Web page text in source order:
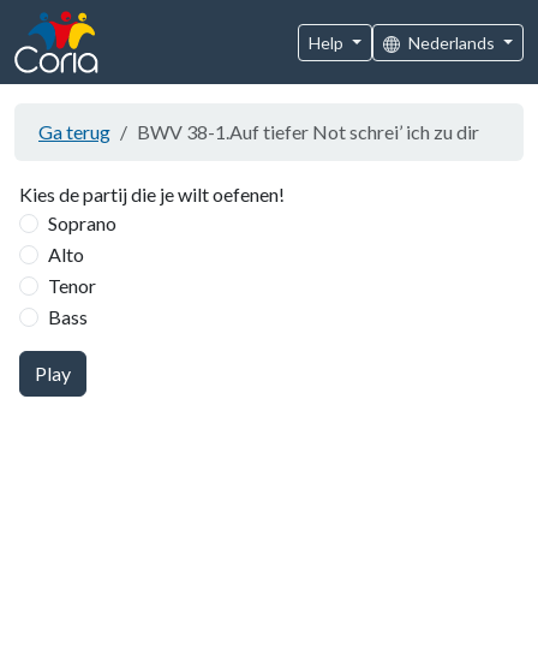
Help Nederlands
Ga terug BWV 38-1.Auf tiefer Not schrei’ ich zu dir
Kies de partij die je wilt oefenen!
Soprano
Alto
Tenor
Bass
Play